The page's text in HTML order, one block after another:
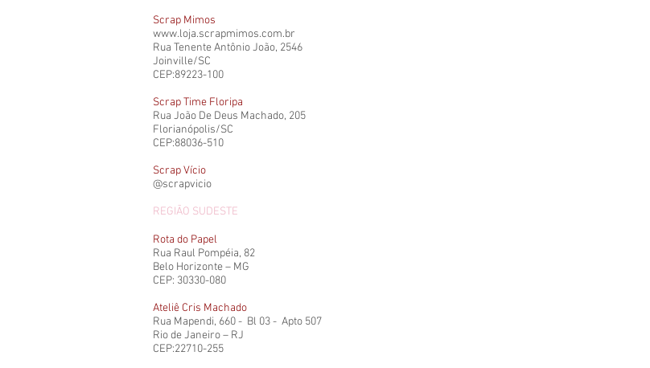
Scrap Mimos
www.loja.scrapmimos.com.br
Rua Tenente Antônio João, 2546
Joinville/SC
CEP:89223-100
Scrap Time Floripa
Rua João De Deus Machado, 205
Florianópolis/SC
CEP:88036-510
Scrap Vício
@scrapvicio
REGIÃO SUDESTE
Rota do Papel
Rua Raul Pompéia, 82
Belo Horizonte – MG
CEP: 30330-080
Ateliê Cris Machado
Rua Mapendi, 660 - Bl 03 - Apto 507
Rio de Janeiro – RJ
CEP:22710-255